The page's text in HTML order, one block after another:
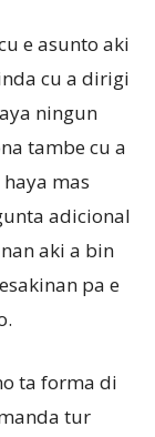
e asunto aki
cu a dirigi
ningun
tambe cu a
mas
adicional
aki a bin
pa e
ta forma di
tur